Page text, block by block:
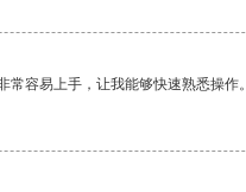
容易上手，让我能够快速熟悉操作。